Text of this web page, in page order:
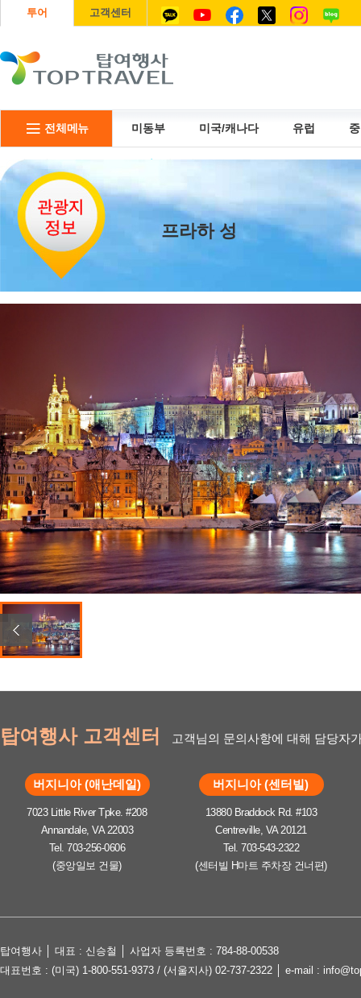
투어 고객센터
전체메뉴 미동부 미국/캐나다 유럽
리무진
프라하 성
탑여행사 고객센터 고객님의 문의사항에 대해 담당자
버지니아 (애난데일)
7023 Little River Tpke. #208
Annandale, VA 22003
Tel. 703-256-0606
(중앙일보 건물)
버지니아 (센터빌)
13880 Braddock Rd. #103
Centreville, VA 20121
Tel. 703-543-2322
(센터빌 H마트 주차장 건너편)
탑여행사 │ 대표 : 신승철 │ 사업자 등록번호 : 784-88-00538
대표번호 : (미국) 1-800-551-9373 / (서울지사) 02-737-2322 │ e-mail :